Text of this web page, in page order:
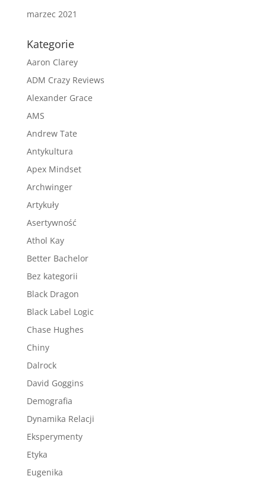
marzec 2021
Kategorie
Aaron Clarey
ADM Crazy Reviews
Alexander Grace
AMS
Andrew Tate
Antykultura
Apex Mindset
Archwinger
Artykuły
Asertywność
Athol Kay
Better Bachelor
Bez kategorii
Black Dragon
Black Label Logic
Chase Hughes
Chiny
Dalrock
David Goggins
Demografia
Dynamika Relacji
Eksperymenty
Etyka
Eugenika